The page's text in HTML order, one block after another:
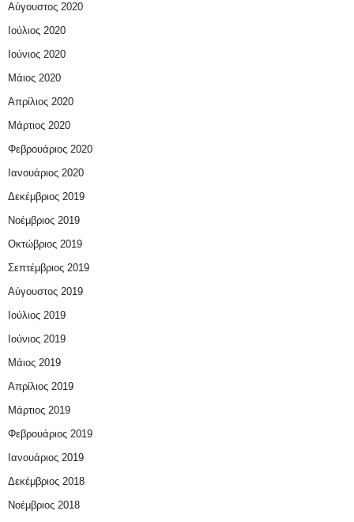
Αύγουστος 2020
Ιούλιος 2020
Ιούνιος 2020
Μάιος 2020
Απρίλιος 2020
Μάρτιος 2020
Φεβρουάριος 2020
Ιανουάριος 2020
Δεκέμβριος 2019
Νοέμβριος 2019
Οκτώβριος 2019
Σεπτέμβριος 2019
Αύγουστος 2019
Ιούλιος 2019
Ιούνιος 2019
Μάιος 2019
Απρίλιος 2019
Μάρτιος 2019
Φεβρουάριος 2019
Ιανουάριος 2019
Δεκέμβριος 2018
Νοέμβριος 2018